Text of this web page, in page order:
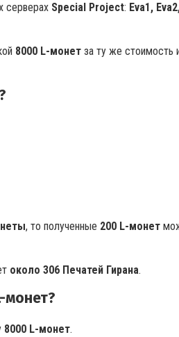
серверах Special Project: Eva1,
8000 L-монет за ту же стоимость
, то полученные 200 L-монет
около 306 Печатей Гирана.
монет?
8000 L-монет.